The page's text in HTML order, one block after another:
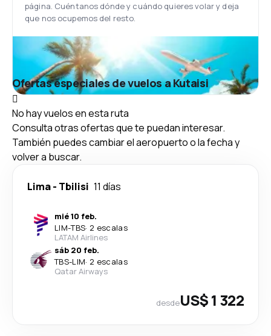
página. Cuéntanos dónde y cuándo quieres volar y deja
que nos ocupemos del resto.
Ofertas especiales de vuelos a Kutaisi
No hay vuelos en esta ruta
Consulta otras ofertas que te puedan interesar.
También puedes cambiar el aeropuerto o la fecha y
volver a buscar.
Lima- Tbilisi 11 días
mié 10 feb.
LIM-TBS· 2 escalas
LATAM Airlines
sáb 20 feb.
TBS-LIM· 2 escalas
Qatar Airways
desdeUS$ 1 322